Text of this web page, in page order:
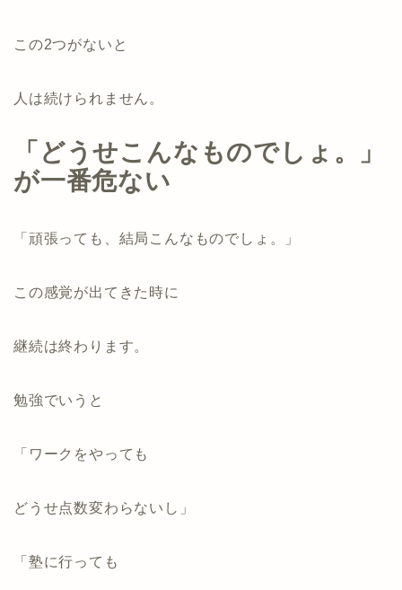
この2つがないと
人は続けられません。
「どうせこんなものでしょ。」
が一番危ない
「頑張っても、結局こんなものでしょ。」
この感覚が出てきた時に
継続は終わります。
勉強でいうと
「ワークをやっても
どうせ点数変わらないし」
「塾に行っても